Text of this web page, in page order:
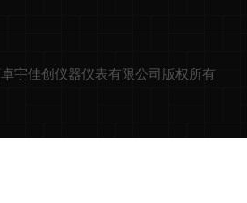
宇佳创仪器仪表有限公司版权所有